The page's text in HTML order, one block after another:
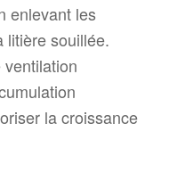
enlevant les
litière souillée.
la croissance